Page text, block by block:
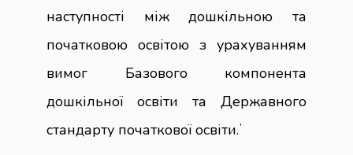
наступності між дошкільною та
початковою освітою з урахуванням
вимог Базового компонента
дошкільної освіти та Державного
стандарту початкової освіти.ʼ